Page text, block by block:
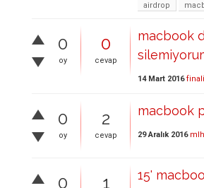
airdrop
0
oy
0
cevap
macbook
14 Mart 2016
0
oy
2
cevap
macbook
29 Aralık 2016
0 1
15'